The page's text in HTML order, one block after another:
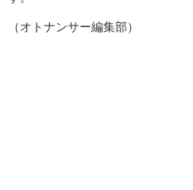
（オトナンサー編集部）